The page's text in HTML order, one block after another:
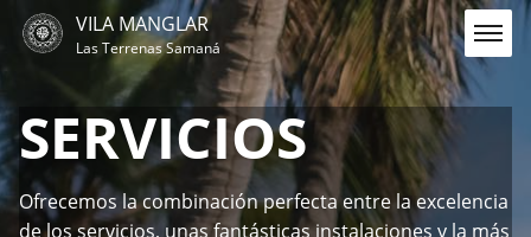
VILA MANGLAR
Las Terrenas Samaná
SERVICIOS
Ofrecemos la combinación perfecta entre la excelencia
de los servicios, unas fantásticas instalaciones y la más